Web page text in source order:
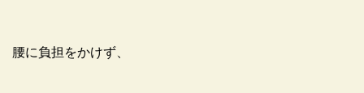
腰に負担をかけず、